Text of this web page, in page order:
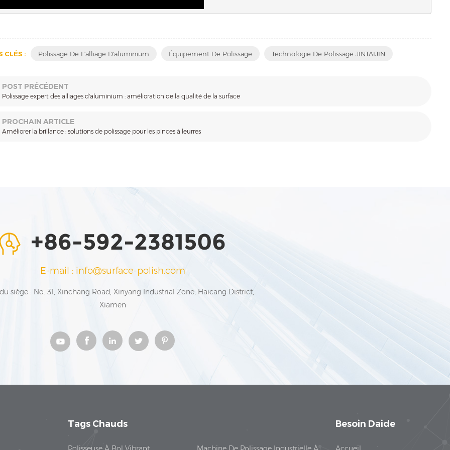
CLÉS : Polissage De L'alliage D'aluminium Équipement De Polissage Technologie De Polissage JINTAIJIN
POST PRÉCÉDENT
Polissage expert des alliages d'aluminium : amélioration de la qualité de la surface
PROCHAIN ARTICLE
Améliorer la brillance : solutions de polissage pour les pinces à leurres
+86-592-2381506
E-mail : info@surface-polish.com
siège : No. 31, Xinchang Road, Xinyang Industrial Zone, Haicang District,
Xiamen
Tags Chauds Besoin Daide